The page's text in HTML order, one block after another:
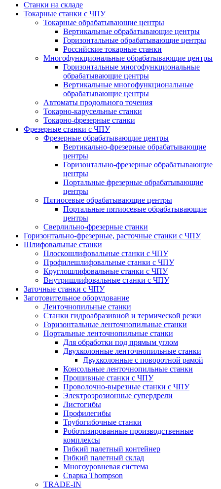
Станки на складе
Токарные станки с ЧПУ
Токарные обрабатывающие центры
Вертикальные обрабатывающие центры
Горизонтальные обрабатывающие центры
Российские токарные станки
Многофункциональные обрабатывающие центры
Горизонтальные многофункциональные
обрабатывающие центры
Вертикальные многофункциональные
обрабатывающие центры
Автоматы продольного точения
Токарно-карусельные станки
Токарно-фрезерные станки
Фрезерные станки с ЧПУ
Фрезерные обрабатывающие центры
Вертикально-фрезерные обрабатывающие
центры
Горизонтально-фрезерные обрабатывающие
центры
Портальные фрезерные обрабатывающие
центры
Пятиосевые обрабатывающие центры
Портальные пятиосевые обрабатывающие
центры
Сверлильно-фрезерные станки
Горизонтально-фрезерные, расточные станки с ЧПУ
Шлифовальные станки
Плоскошлифовальные станки с ЧПУ
Профилешлифовальные станки с ЧПУ
Круглошлифовальные станки с ЧПУ
Внутришлифовальные станки с ЧПУ
Заточные станки с ЧПУ
Заготовительное оборудование
Ленточнопильные станки
Станки гидроабразивной и термической резки
Горизонтальные ленточнопильные станки
Портальные ленточнопильные станки
Для обработки под прямым углом
Двухколонные ленточнопильные станки
Двухколонные с поворотной рамой
Консольные ленточнопильные станки
Прошивные станки с ЧПУ
Проволочно-вырезные станки с ЧПУ
Электроэрозионные супердрели
Листогибы
Профилегибы
Трубогибочные станки
Роботизированные производственные
комплексы
Гибкий палетный контейнер
Гибкий палетный склад
Многоуровневая система
Сварка Thompson
TRADE-IN